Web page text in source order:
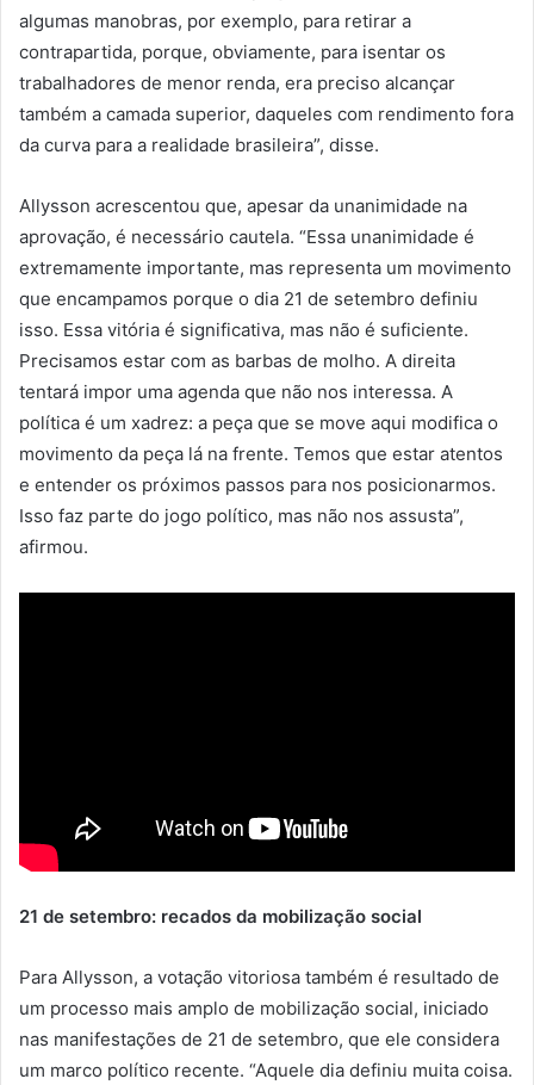
algumas manobras, por exemplo, para retirar a
contrapartida, porque, obviamente, para isentar os
trabalhadores de menor renda, era preciso alcançar
também a camada superior, daqueles com rendimento fora
da curva para a realidade brasileira”, disse.
Allysson acrescentou que, apesar da unanimidade na
aprovação, é necessário cautela. “Essa unanimidade é
extremamente importante, mas representa um movimento
que encampamos porque o dia 21 de setembro definiu
isso. Essa vitória é significativa, mas não é suficiente.
Precisamos estar com as barbas de molho. A direita
tentará impor uma agenda que não nos interessa. A
política é um xadrez: a peça que se move aqui modifica o
movimento da peça lá na frente. Temos que estar atentos
e entender os próximos passos para nos posicionarmos.
Isso faz parte do jogo político, mas não nos assusta”,
afirmou.
21 de setembro: recados da mobilização social
Para Allysson, a votação vitoriosa também é resultado de
um processo mais amplo de mobilização social, iniciado
nas manifestações de 21 de setembro, que ele considera
um marco político recente. “Aquele dia definiu muita coisa.